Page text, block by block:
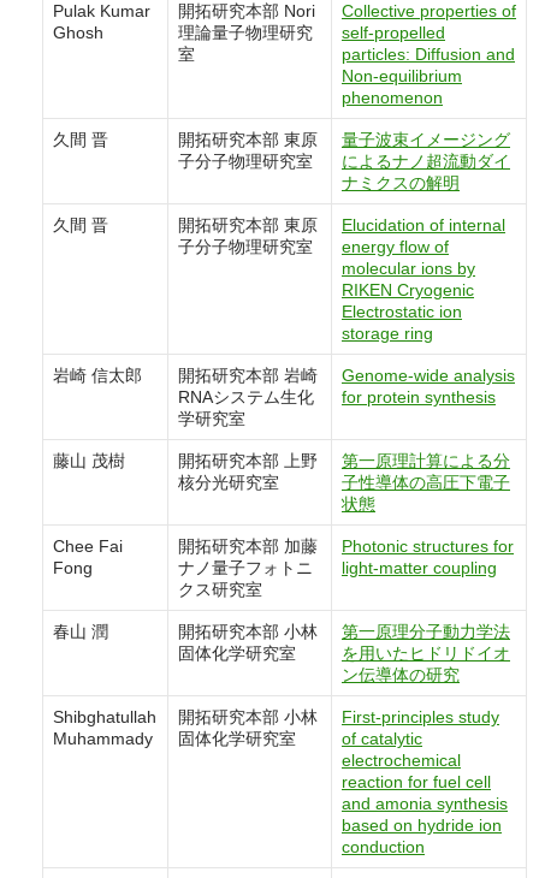
Pulak Kumar
Ghosh
開拓研究本部 Nori
理論量子物理研究
室
Collective properties of
self-propelled
particles: Diffusion and
Non-equilibrium
phenomenon
久間 晋
開拓研究本部 東原
子分子物理研究室
量子波束イメージング
によるナノ超流動ダイ
ナミクスの解明
久間 晋
開拓研究本部 東原
子分子物理研究室
Elucidation of internal
energy flow of
molecular ions by
RIKEN Cryogenic
Electrostatic ion
storage ring
岩崎 信太郎
開拓研究本部 岩崎
RNAシステム生化
学研究室
Genome-wide analysis
for protein synthesis
藤山 茂樹
開拓研究本部 上野
核分光研究室
第一原理計算による分
子性導体の高圧下電子
状態
Chee Fai
Fong
開拓研究本部 加藤
ナノ量子フォトニ
クス研究室
Photonic structures for
light-matter coupling
春山 潤
開拓研究本部 小林
固体化学研究室
第一原理分子動力学法
を用いたヒドリドイオ
ン伝導体の研究
Shibghatullah
Muhammady
開拓研究本部 小林
固体化学研究室
First-principles study
of catalytic
electrochemical
reaction for fuel cell
and amonia synthesis
based on hydride ion
conduction